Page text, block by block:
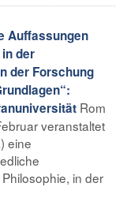
Auffassungen
der
der Forschung
Rom
veranstaltet
eine
in der